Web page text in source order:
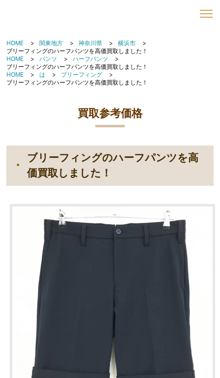
HOME 関東地方 神奈川県
横浜市
ブリーフィングのハーフパンツを高価買取しました！
HOME
パンツ
ハーフパンツ
ブリーフィングのハーフパンツを高価買取しました！
HOME
は
ブリーフィング
ブリーフィングのハーフパンツを高価買取しました！
買取参考価格
ブリーフィングのハーフパンツを高
価買取しました！